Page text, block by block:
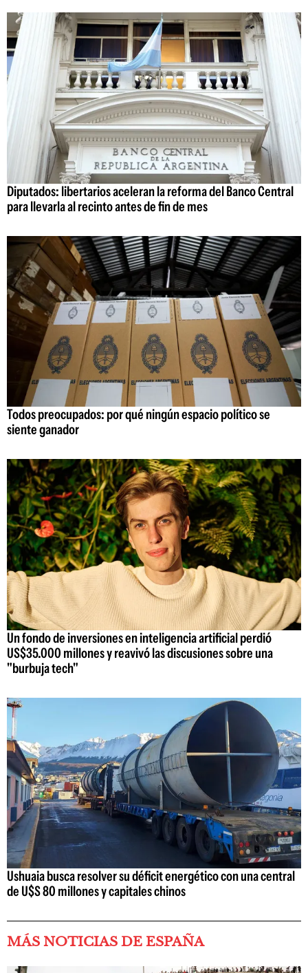
Diputados: libertarios aceleran la reforma del Banco Central
para llevarla al recinto antes de fin de mes
Todos preocupados: por qué ningún espacio político se
siente ganador
Un fondo de inversiones en inteligencia artificial perdió
US$35.000 millones y reavivó las discusiones sobre una
"burbuja tech"
Ushuaia busca resolver su déficit energético con una central
de U$S 80 millones y capitales chinos
MÁS NOTICIAS DE ESPAÑA